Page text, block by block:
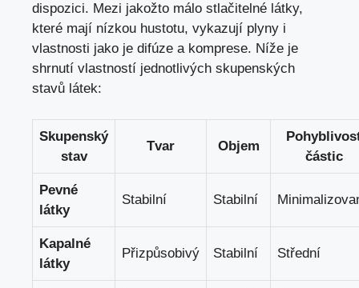
dispozici. Mezi jakožto málo stlačitelné látky,
které mají nízkou hustotu, vykazují plyny i
vlastnosti jako je difúze a komprese. Níže je
shrnutí vlastností jednotlivých skupenských
stavů látek:
Skupenský
stav
Tvar Objem
částic
Pevné
látky
Stabilní Stabilní
Kapalné
látky
Přizpůsobivý Stabilní Střední